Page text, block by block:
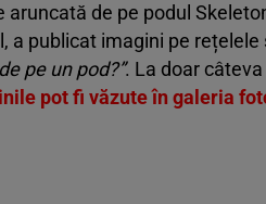
aruncată de pe podul
a publicat imagini pe rețelele
pe un pod?”. La doar
pot fi văzute în galeria